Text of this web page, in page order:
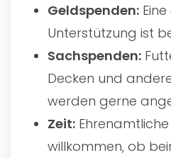
Geldspenden:
Unterstützung ist
Sachspenden:
Decken und
werden gerne
Zeit:
willkommen, ob